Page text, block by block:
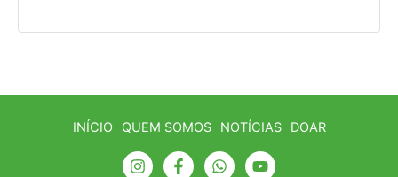
INÍCIO QUEM SOMOS NOTÍCIAS DOAR